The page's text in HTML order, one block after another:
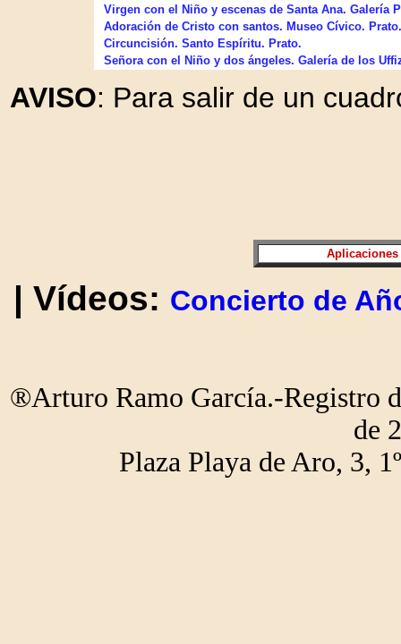
Virgen con el Niño y escenas de Santa Ana. Galería
Adoración de Cristo con santos. Museo Cívico. Prato.
Circuncisión. Santo Espíritu. Prato.
Señora con el Niño y dos ángeles. Galería de los
AVISO: Para salir de un
| Vídeos: Concierto de
®Arturo Ramo García.-Registro
de
Plaza Playa de Aro, 3,